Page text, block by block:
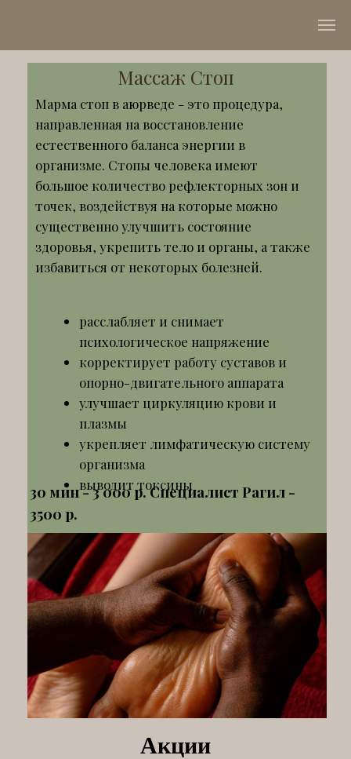
Массаж Стоп
Марма стоп в аюрведе - это процедура,
направленная на восстановление
естественного баланса энергии в
большое количество рефлекторных зон и
точек, воздействуя на которые можно
существенно улучшить состояние
здоровья, укрепить тело и органы, а также
избавиться от некоторых болезней.
расслабляет и снимает
психологическое напряжение
корректирует работу суставов и
опорно-двигательного аппарата
укрепляет лимфатическую систему
организма
выводит токсины
30 мин - 3 000 р. Специалист Рагил -
Акции